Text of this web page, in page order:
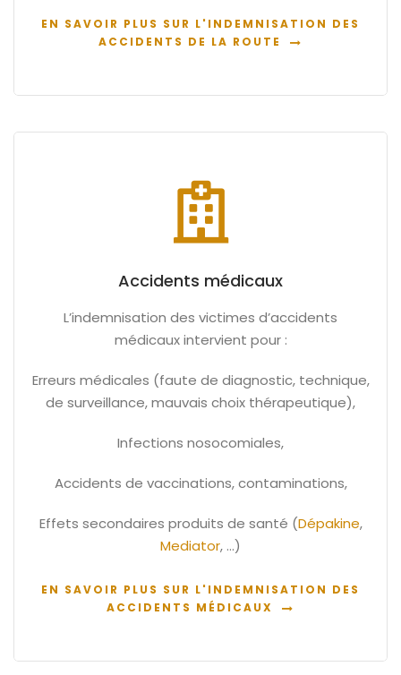
EN SAVOIR PLUS SUR L'INDEMNISATION DES
ACCIDENTS DE LA ROUTE
Accidents médicaux
L’indemnisation des victimes d’accidents
médicaux intervient pour :
Erreurs médicales (faute de diagnostic, technique,
de surveillance, mauvais choix thérapeutique),
Infections nosocomiales,
Accidents de vaccinations, contaminations,
Effets secondaires produits de santé (Dépakine,
Mediator, …)
EN SAVOIR PLUS SUR L'INDEMNISATION DES
ACCIDENTS MÉDICAUX